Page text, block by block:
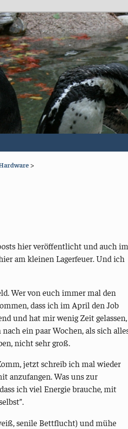
>
hier veröffentlicht und auch im
am kleinen Lagerfeuer. Und ich
Wer von euch immer mal den
dass ich im April den Job
und hat mir wenig Zeit gelassen,
ein paar Wochen, als sich
nicht sehr groß.
jetzt schreib ich mal wieder
anzufangen. Was uns zur
ich viel Energie brauche, mit
senile Bettflucht) und mühe